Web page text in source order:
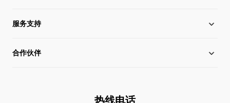
全球化布局
管理层信息
硅片价格
行业动态
服务支持
下载中心
合作伙伴